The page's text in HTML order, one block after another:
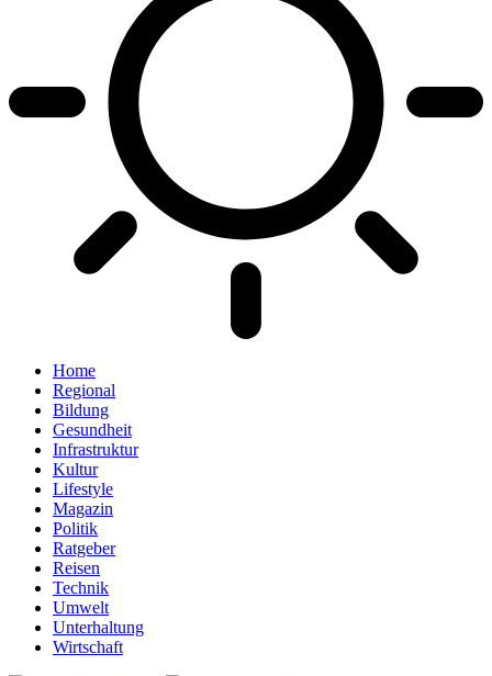
Home
Regional
Bildung
Gesundheit
Infrastruktur
Kultur
Lifestyle
Magazin
Politik
Ratgeber
Reisen
Technik
Umwelt
Unterhaltung
Wirtschaft